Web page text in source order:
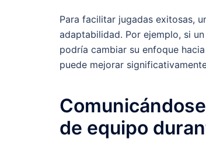
Para facilitar jugadas exitosas,
adaptabilidad. Por ejemplo, si
podría cambiar su enfoque
puede mejorar
de equipo